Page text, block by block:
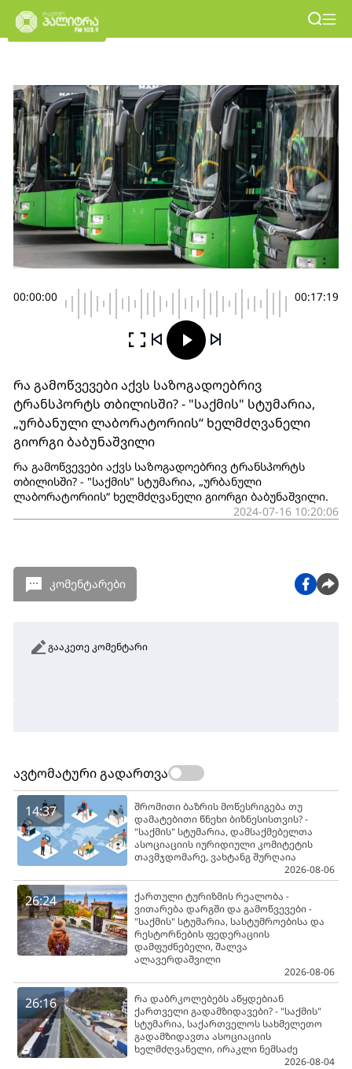
00:00:00 00:17:19
რა გამოწვევები აქვს საზოგადოებრივ
ტრანსპორტს თბილისში? - "საქმის" სტუმარია,
„ურბანული ლაბორატორიის“ ხელმძღვანელი
გიორგი ბაბუნაშვილი
რა გამოწვევები აქვს საზოგადოებრივ ტრანსპორტს
თბილისში? - "საქმის" სტუმარია, „ურბანული
ლაბორატორიის“ ხელმძღვანელი გიორგი ბაბუნაშვილი.
2024-07-16 10:20:06
კომენტარები
გააკეთე კომენტარი
ავტომატური გადართვა
14:37
შრომითი ბაზრის მოწესრიგება თუ
დამატებითი წნეხი ბიზნესისთვის? -
"საქმის" სტუმარია, დამსაქმებელთა
ასოციაციის იურიდიული კომიტეტის
თავმჯდომარე, ვახტანგ შურღაია
2026-08-06
26:24
ქართული ტურიზმის რეალობა -
ვითარება დარგში და გამოწვევები -
"საქმის" სტუმარია, სასტუმროებისა და
რესტორნების ფედერაციის
დამფუძნებელი, შალვა
ალავერდაშვილი
2026-08-06
26:16
რა დაბრკოლებებს აწყდებიან
ქართველი გადამზიდავები? - "საქმის"
სტუმარია, საქართველოს სახმელეთო
გადამზიდავთა ასოციაციის
ხელმძღვანელი, ირაკლი ნემსაძე
2026-08-04